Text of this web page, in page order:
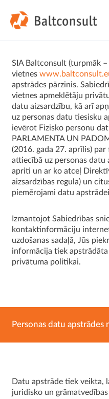
content
SIA Baltconsult (turpmāk
vietnes
apstrādes pārzinis.
vietnes apmeklētāju
datu aizsardzību, kā arī
uz personas datu tiesisku
ievērot Fizisko personu
PARLAMENTA UN
(2016. gada 27. aprīlis)
attiecībā uz personas
apriti un ar ko atceļ
aizsardzības regula) un
piemērojami datu
Izmantojot Sabiedrības
kontaktinformāciju
uzdošanas sadaļā, Jūs
informācija tiek
privātuma politikai.
Personas datu apstrādes
Datu apstrāde tiek veikta,
juridisko un